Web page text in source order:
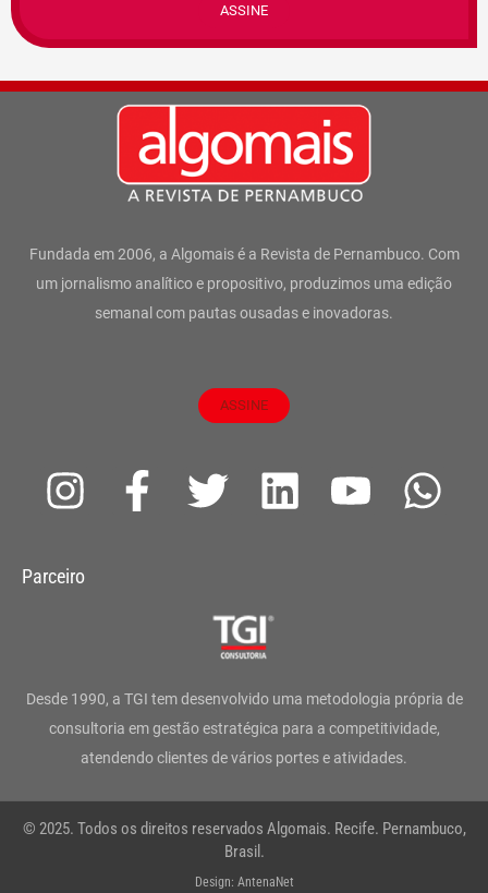
ASSINE
Fundada em 2006, a Algomais é a Revista de Pernambuco. Com
um jornalismo analítico e propositivo, produzimos uma edição
semanal com pautas ousadas e inovadoras.
ASSINE
I
s
g
r
a
m
F
a
o
o
k
-
T
t
e
r
L
d
i
n
Y
b
e
W
a
p
Parceiro
Desde 1990, a TGI tem desenvolvido uma metodologia própria de
consultoria em gestão estratégica para a competitividade,
atendendo clientes de vários portes e atividades.
© 2025. Todos os direitos reservados Algomais. Recife. Pernambuco,
Brasil.
Design: AntenaNet